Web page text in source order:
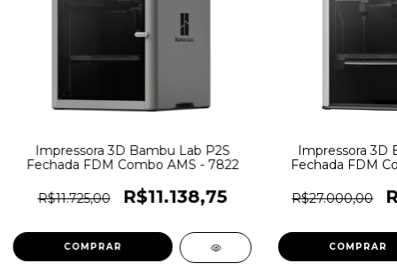
Impressora 3D Bambu Lab P2S
Fechada FDM Combo AMS - 7822
R$11.725,00 R$11.138,75
Impressora 3D
Fechada FDM
R$27.000,00